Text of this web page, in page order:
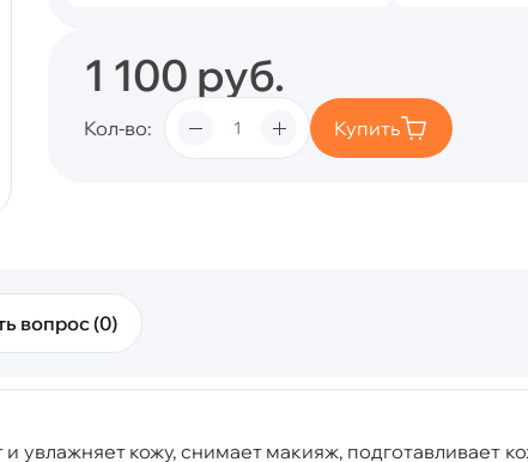
1 100 руб.
Кол-во Купить
вопрос (0)
и увлажняет кожу, снимает макияж,